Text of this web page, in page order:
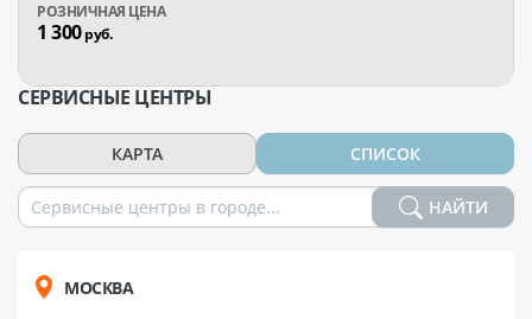
1 300руб.
СЕРВИСНЫЕ ЦЕНТРЫ
КАРТА СПИСОК
НАЙТИ
МОСКВА